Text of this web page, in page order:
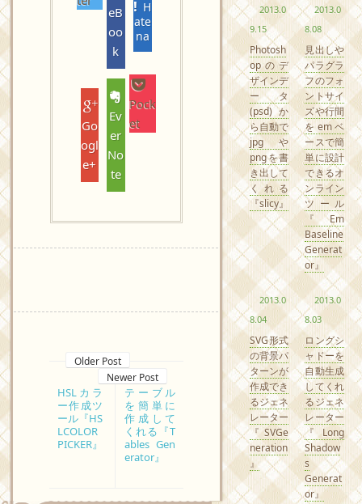
eB
oo
k
H
ate
na
Go
ogl
e+
Ev
er
No
te
Pock
et
Older Post
Newer Post
テーブル
を簡単に
作成して
くれる『T
ables Gen
erator』
HSLカラ
ー作成ツ
ール『HS
LCOLOR
PICKER』
2013.0
9.15
Photosh
opのデ
ザインデ
ータ
(psd)か
ら自動で
jpgや
pngを書
き出して
くれる
『slicy』
2013.0
8.08
見出しや
パラグラ
フのフォ
ントサイ
ズや行間
をemベ
ースで簡
単に設計
できるオ
ンライン
ツール
『Em
Baseline
Generat
or』
2013.0
8.04
SVG形式
の背景パ
ターンが
作成でき
るジェネ
レーター
『SVGe
neration
』
2013.0
8.03
ロングシ
ャドーを
自動生成
してくれ
るジェネ
レーター
『Long
Shadow
s
Generat
or』